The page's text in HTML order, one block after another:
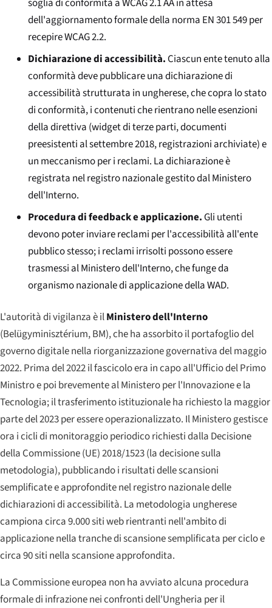
soglia di conformità a WCAG 2.1 AA in attesa
dell'aggiornamento formale della norma EN 301 549 per
recepire WCAG 2.2.
Dichiarazione di accessibilità.Ciascun ente tenuto alla
conformità deve pubblicare una dichiarazione di
accessibilità strutturata in ungherese, che copra lo stato
di conformità, i contenuti che rientrano nelle esenzioni
della direttiva (widget di terze parti, documenti
preesistenti al settembre 2018, registrazioni archiviate) e
un meccanismo per i reclami. La dichiarazione è
registrata nel registro nazionale gestito dal Ministero
dell'Interno.
Procedura di feedback e applicazione.Gli utenti
devono poter inviare reclami per l'accessibilità all'ente
pubblico stesso; i reclami irrisolti possono essere
trasmessi al Ministero dell'Interno, che funge da
organismo nazionale di applicazione della WAD.
L'autorità di vigilanza è ilMinistero dell'Interno
(Belügyminisztérium, BM), che ha assorbito il portafoglio del
governo digitale nella riorganizzazione governativa del maggio
2022. Prima del 2022 il fascicolo era in capo all'Ufficio del Primo
Ministro e poi brevemente al Ministero per l'Innovazione e la
Tecnologia; il trasferimento istituzionale ha richiesto la maggior
parte del 2023 per essere operazionalizzato. Il Ministero gestisce
ora i cicli di monitoraggio periodico richiesti dalla Decisione
della Commissione (UE) 2018/1523 (la decisione sulla
metodologia), pubblicando i risultati delle scansioni
semplificate e approfondite nel registro nazionale delle
dichiarazioni di accessibilità. La metodologia ungherese
campiona circa 9.000 siti web rientranti nell'ambito di
applicazione nella tranche di scansione semplificata per ciclo e
circa 90 siti nella scansione approfondita.
La Commissione europea non ha avviato alcuna procedura
formale di infrazione nei confronti dell'Ungheria per il